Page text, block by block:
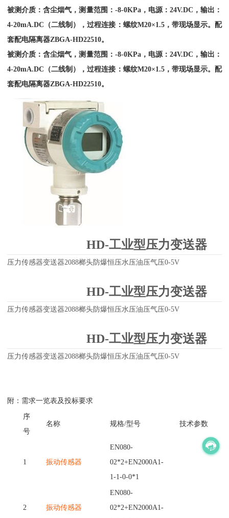
被测介质 ：含尘烟气 ，测量范围 ： -8-0KPa， 电源： 24V.DC ， 输出 ：
4-20mA.DC （二线制 ） ，过程连接 ： 螺纹M20×1.5， 带现场显示。 配
套配电隔离器ZBGA-HD22510。
被测介质 ：含尘烟气 ，测量范围 ： -8-0KPa， 电源： 24V.DC ， 输出 ：
4-20mA.DC （二线制 ） ，过程连接 ： 螺纹M20×1.5， 带现场显示。 配
套配电隔离器ZBGA-HD22510。
HD-工业型压力变送器
压力传感器变送器2088榔头防爆恒压水压油压气压0-5V
HD-工业型压力变送器
压力传感器变送器2088榔头防爆恒压水压油压气压0-5V
HD-工业型压力变送器
压力传感器变送器2088榔头防爆恒压水压油压气压0-5V
附：需求一览表及投标要求
序
号
名称 规格/型号 技术参数
1 振动传感器
EN080-
02*2+EN2000A1-
1-1-0-0*1
2 振动传感器
EN080-
02*2+EN2000A1-